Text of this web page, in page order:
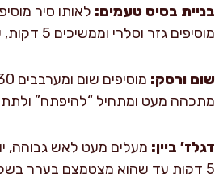
בניית בסיס טעמים:
מוסיפים גזר וסלרי וממשיכים 5 דקות, עד שהירקות מבריקים והסיר מתחיל להידבק קלות בתחתית.
שום ורסק:
מתכהה מעט ומתחיל “להיפתח” ולתת
דגלז’ ביין:
5 דקות עד שהוא מצטמצם בערך בשליש והריח האלכוהולי נרגע.